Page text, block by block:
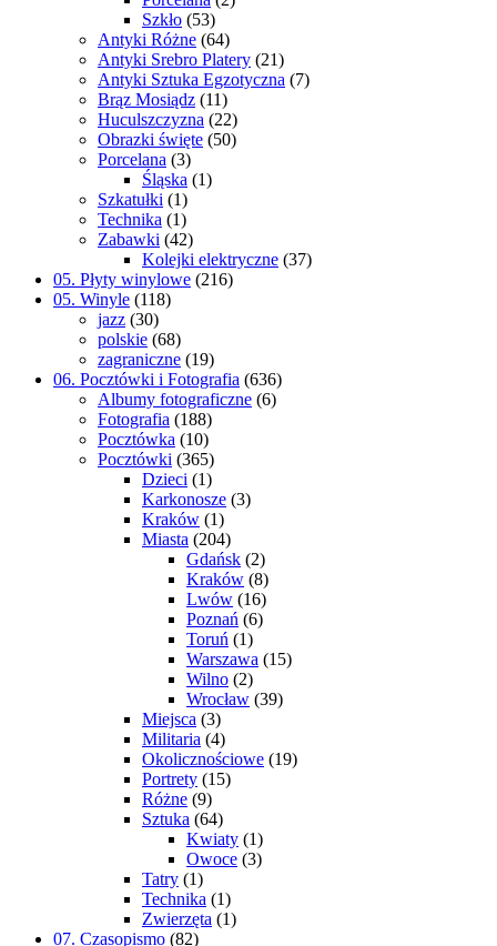
Szkło (53)
Antyki Różne (64)
Antyki Srebro Platery (21)
Antyki Sztuka Egzotyczna (7)
Brąz Mosiądz (11)
Huculszczyzna (22)
Obrazki święte (50)
Porcelana (3)
Śląska (1)
Szkatułki (1)
Technika (1)
Zabawki (42)
Kolejki elektryczne (37)
05. Płyty winylowe (216)
05. Winyle (118)
jazz (30)
polskie (68)
zagraniczne (19)
06. Pocztówki i Fotografia (636)
Albumy fotograficzne (6)
Fotografia (188)
Pocztówka (10)
Pocztówki (365)
Dzieci (1)
Karkonosze (3)
Kraków (1)
Miasta (204)
Gdańsk (2)
Kraków (8)
Lwów (16)
Poznań (6)
Toruń (1)
Warszawa (15)
Wilno (2)
Wrocław (39)
Miejsca (3)
Militaria (4)
Okolicznościowe (19)
Portrety (15)
Różne (9)
Sztuka (64)
Kwiaty (1)
Owoce (3)
Tatry (1)
Technika (1)
Zwierzęta (1)
07. Czasopismo (82)